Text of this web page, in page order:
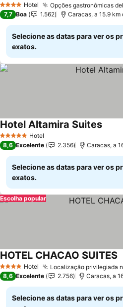
4 EstrelasHotel Opções gastronômicas
7,7 Boa 1.562 Caracas, a 15.9 km
Selecione as datas para ver os
exatos.
5 Estrelas Hotel
Hotel Altamira Suites
8,6 Excelente 2.356 Caracas, a
Selecione as datas para ver os
exatos.
Escolha popular
4 EstrelasHotel Localização privilegiada
HOTEL CHACAO SUITES
8,6 Excelente 2.756 Caracas, a
Selecione as datas para ver os